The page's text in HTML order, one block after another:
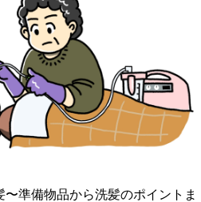
〜準備物品から洗髪のポイントま